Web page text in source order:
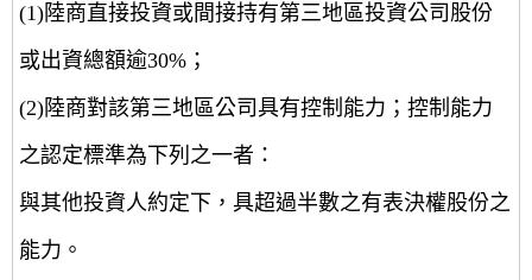
(1)陸商直接投資或間接持有第三地區投資公司股份
或出資總額逾30%；
(2)陸商對該第三地區公司具有控制能力；控制能力
之認定標準為下列之一者：
與其他投資人約定下，具超過半數之有表決權股份之
能力。